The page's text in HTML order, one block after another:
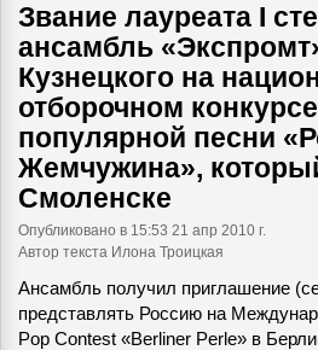
Звание лауреата I
ансамбль
Кузнецкого на
отборочном
популярной песни
Жемчужина»,
Смоленске
Опубликовано в 15:53 21 апр 2010 г.
Автор текста Илона Троицкая
Ансамбль получил приглашение
представлять Россию на
Pop Contest «Berliner Perle» в